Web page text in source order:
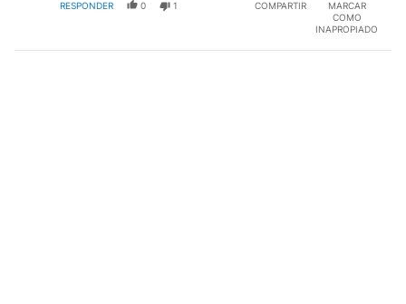
RESPONDER 0 1 COMPARTIR
MARCAR
COMO
INAPROPIADO